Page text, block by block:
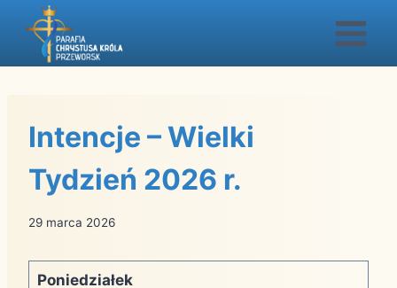
Przejdź
Intencje – Wielki
Tydzień 2026 r.
29 marca 2026
Poniedziałek